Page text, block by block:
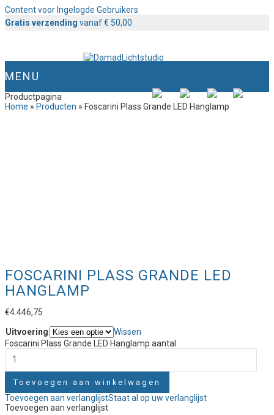
Content voor Ingelogde Gebruikers
Gratis verzending vanaf € 50,00
MENU
Productpagina
Home » Producten » Foscarini Plass Grande LED Hanglamp
FOSCARINI PLASS GRANDE LED
HANGLAMP
€4.446,75
Uitvoering
Wissen
Foscarini Plass Grande LED Hanglamp aantal
Toevoegen aan winkelwagen
Toevoegen aan verlanglijstStaat al op uw verlanglijst
Toevoegen aan verlanglijst